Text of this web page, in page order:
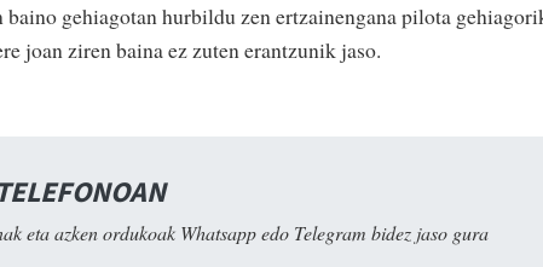
baino gehiagotan hurbildu zen ertzainengana pilota
joan ziren baina ez zuten erantzunik jaso.
eta azken ordukoak Whatsapp edo Telegram bidez jaso gura